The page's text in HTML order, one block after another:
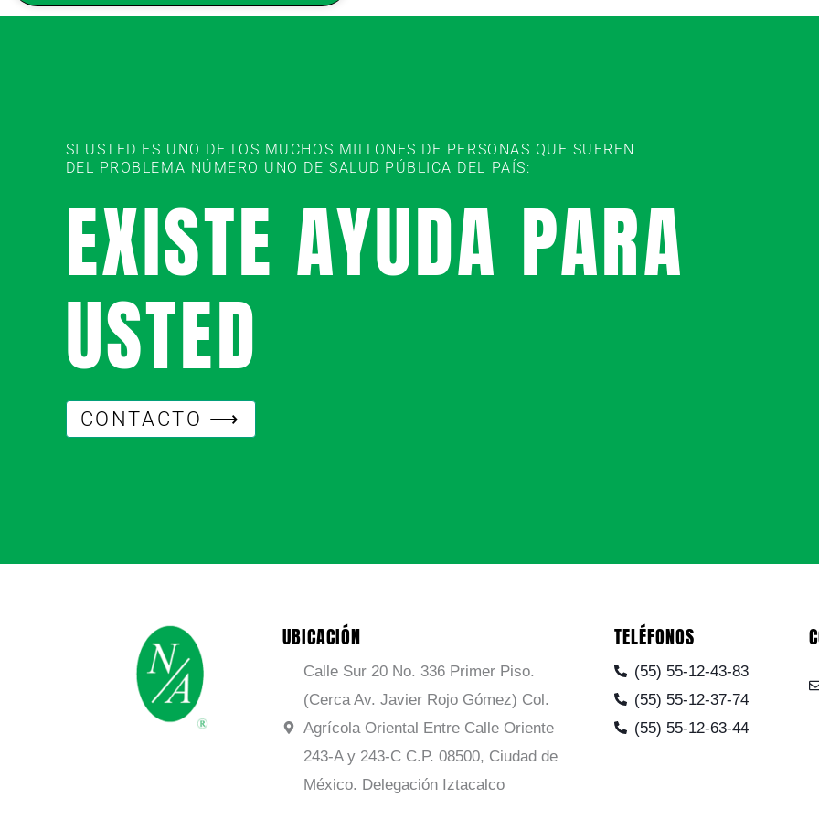
SI USTED ES UNO DE LOS MUCHOS MILLONES DE PERSONAS QUE SUFREN
DEL PROBLEMA NÚMERO UNO DE SALUD PÚBLICA DEL PAÍS:
EXISTE AYUDA PARA
USTED
CONTACTO ⟶
UBICACIÓN
Calle Sur 20 No. 336 Primer Piso.
(Cerca Av. Javier Rojo Gómez) Col.
Agrícola Oriental Entre Calle Oriente
243-A y 243-C C.P. 08500, Ciudad de
México. Delegación Iztacalco
TELÉFONOS
(55) 55-12-43-83
(55) 55-12-37-74
(55) 55-12-63-44